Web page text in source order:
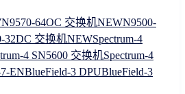
N9570-64OC 交换机NEWN9500-
32DC 交换机NEWSpectrum-4
4 SN5600 交换机Spectrum-4
ENBlueField-3 DPUBlueField-3